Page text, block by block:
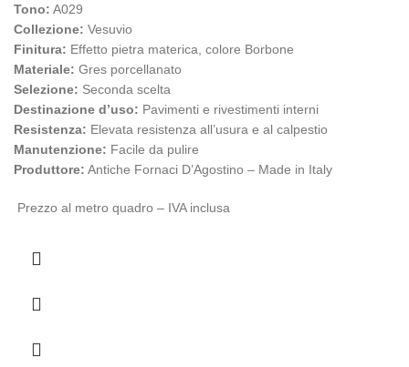
Tono: A029
Collezione: Vesuvio
Finitura: Effetto pietra materica, colore Borbone
Materiale: Gres porcellanato
Selezione: Seconda scelta
Destinazione d’uso: Pavimenti e rivestimenti interni
Resistenza: Elevata resistenza all’usura e al calpestio
Manutenzione: Facile da pulire
Produttore: Antiche Fornaci D’Agostino – Made in Italy
Prezzo al metro quadro – IVA inclusa